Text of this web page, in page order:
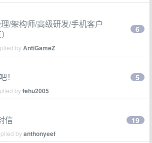
/架构师/高级研发/手机客户
byAntiGameZ
6
！
byfehu2005
5
信
byanthonyeef
19